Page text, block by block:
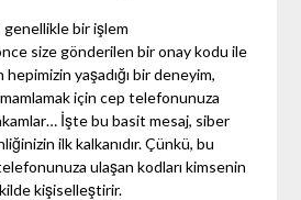
bir işlem
size gönderilen bir onay kodu ile
hepimizin yaşadığı bir deneyim,
için cep telefonunuza
İşte bu basit mesaj, siber
ilk kalkanıdır. Çünkü, bu
ulaşan kodları kimsenin
kişiselleştirir.